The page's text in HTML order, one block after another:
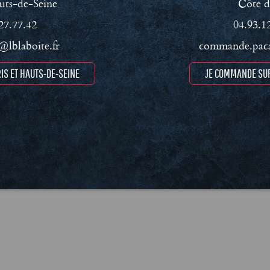
RSE Conditions Générales de Vente (CGV) Mentions
ET HAUTS-DE-SEINE JE COMMANDE